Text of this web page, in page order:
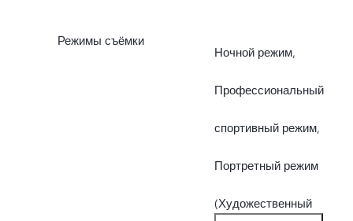
Режимы съёмки
Ночной режим,
Профессиональный
спортивный режим,
Портретный режим
(Художественный